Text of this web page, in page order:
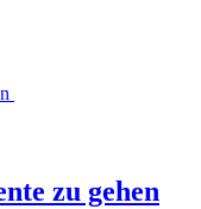
zu gehen